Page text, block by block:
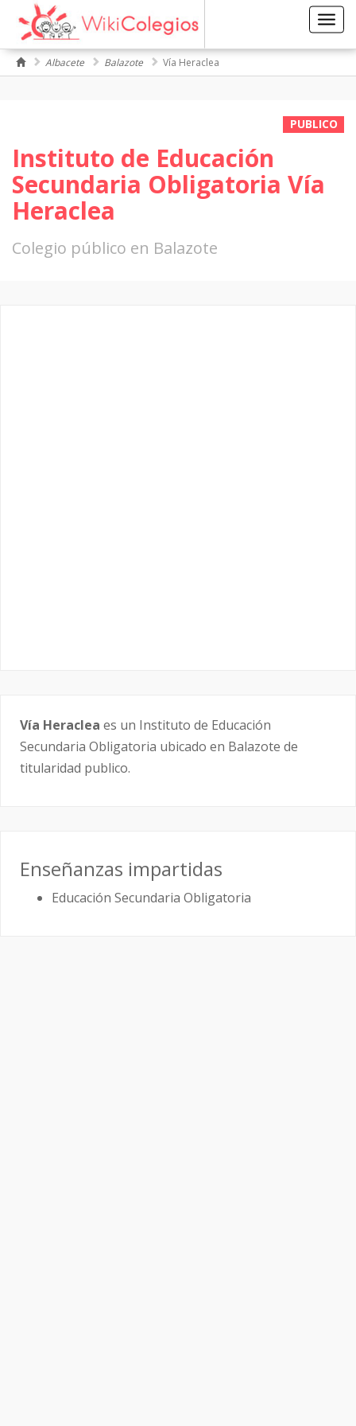
Albacete Balazote Vía Heraclea
PUBLICO
Instituto de Educación
Secundaria Obligatoria Vía
Heraclea
Colegio público en Balazote
Vía Heraclea es un Instituto de Educación
Secundaria Obligatoria ubicado en Balazote de
titularidad publico.
Enseñanzas impartidas
Educación Secundaria Obligatoria